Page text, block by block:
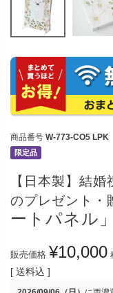
商品番号 W-773-CO5 LPK
限定品
【日本製】結
のプレゼント・
ートパネル」
販売価格 ¥10,000
送料込